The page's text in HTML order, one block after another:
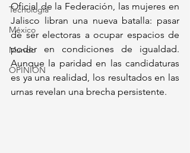
Tecnología
México
Mundo
OPINIÓN
Oficial de la Federación, las mujeres en
Jalisco libran una nueva batalla: pasar
de ser electoras a ocupar espacios de
poder en condiciones de igualdad.
Aunque la paridad en las candidaturas
es ya una realidad, los resultados en las
urnas revelan una brecha persistente.